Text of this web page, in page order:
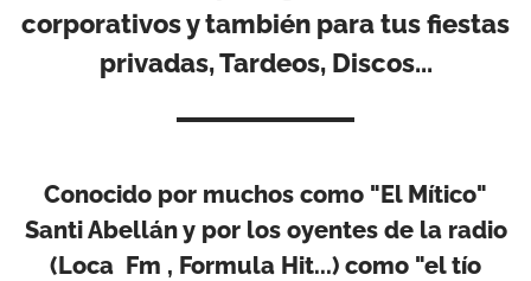
corporativos y también para tus fiestas
privadas, Tardeos, Discos...
Conocido por muchos como "El Mítico"
Santi Abellán y por los oyentes de la radio
(Loca Fm , Formula Hit...) como "el tío